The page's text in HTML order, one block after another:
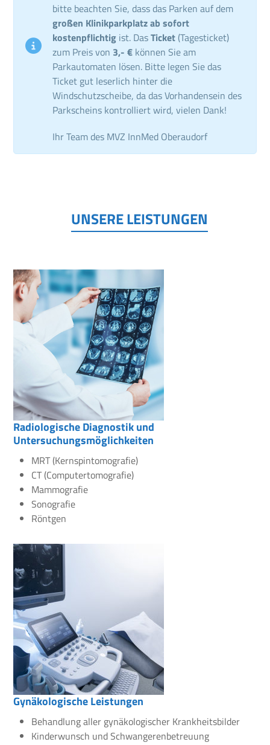
bitte beachten Sie, dass das Parken auf dem
großen Klinikparkplatz ab sofort
kostenpflichtig ist. DasTicket (Tagesticket)
zum Preis von 3,- € können Sie am
Parkautomaten lösen. Bitte legen Sie das
Ticket gut leserlich hinter die
Windschutzscheibe, da das Vorhandensein des
Parkscheins kontrolliert wird, vielen Dank!
Ihr Team des MVZ InnMed Oberaudorf
UNSERE LEISTUNGEN
Radiologische Diagnostik und
Untersuchungsmöglichkeiten
MRT (Kernspintomografie)
CT (Computertomografie)
Mammografie
Sonografie
Röntgen
Gynäkologische Leistungen
Behandlung aller gynäkologischer Krankheitsbilder
Kinderwunsch und Schwangerenbetreuung